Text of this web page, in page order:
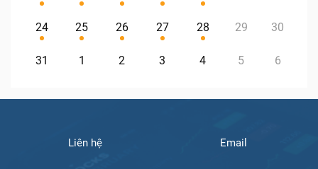
24 25 26 27 28 29 30
31 1 2 3 4 5 6
Liên hệ Email